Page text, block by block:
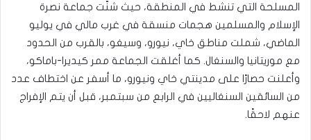
المسلحة التي تنشط في المنطقة، حيث شنّت جماعة نصرة
الإسلام والمسلمين هجمات منسقة في غرب مالي في يوليو
الماضي، شملت مناطق خاي، نيورو، وسيغو، بالقرب من الحدود
مع موريتانيا والسنغال. كما أغلقت الجماعة ممر كيديرا-باماكو،
وأعلنت حصارًا على مدينتي خاي ونيورو، ما أسفر عن اختطاف عدد
من السائقين السنغاليين في الرابع من سبتمبر، قبل أن يتم الإفراج
عنهم لاحقًا.